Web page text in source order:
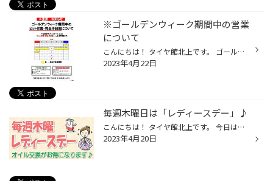
※ゴールデンウィーク期間中の営業
について
こんにちは！ タイヤ館北上です。 ゴールデンウィーク期間中の 当店の営業についてご案内致します。 期間中（4/29(土)～5/7(日)） 「完全予約制」となります。 ご不明な点等は、店頭または お電話にてご確認下さいませ。
2023年4月22日
毎週木曜日は「レディースデー」♪
こんにちは！ タイヤ館北上です。 今日は天気がいいですね～！ オイル交換のお車が入庫中です☆ そんな本日は「レディースデー」 女性の方限定で、エンジンオイル交換が お得になる曜日デーです(*^∇^*)/ ゴールデンウイークももうすぐ！ お出かけ前にエンジンオイルの 点検・交換はいかがですか？ お...
2023年4月20日